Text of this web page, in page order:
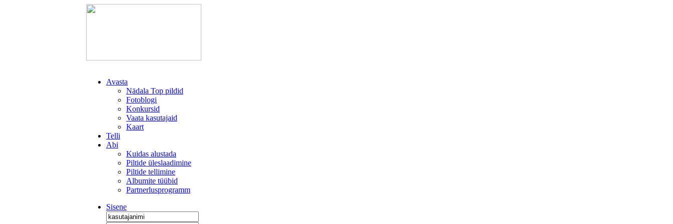
Avasta
Nädala Top pildid
Fotoblogi
Konkursid
Vaata kasutajaid
Kaart
Telli
Abi
Kuidas alustada
Piltide üleslaadimine
Piltide tellimine
Albumite tüübid
Partnerlusprogramm
Sisene